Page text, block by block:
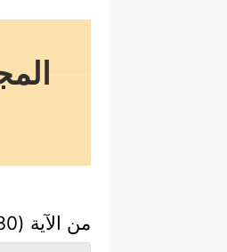
من الآية (30- 53)